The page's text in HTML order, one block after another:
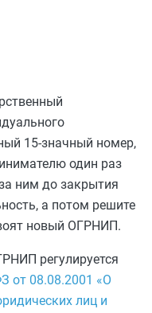
15-значный номер,
один раз
ним до закрытия
а потом решите
новый ОГРНИП.
регулируется
от 08.08.2001 «О
лиц и